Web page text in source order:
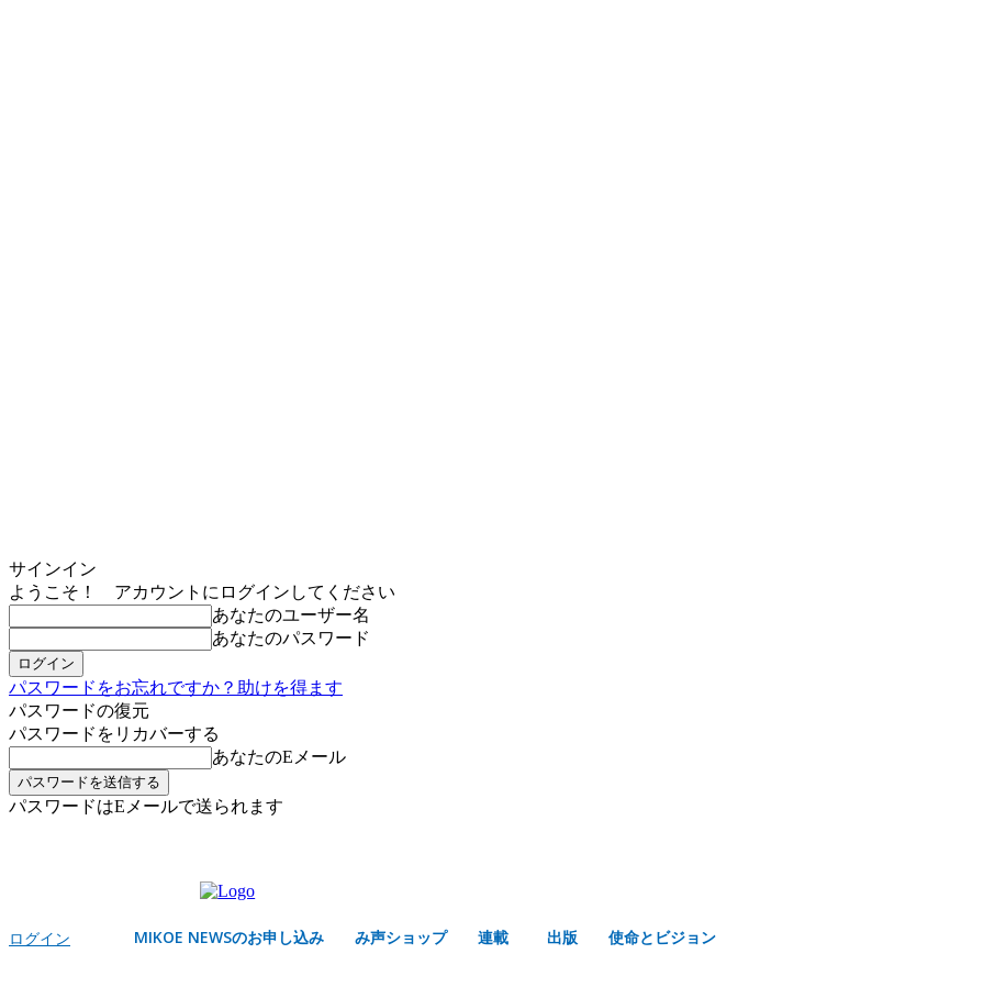
サインイン
ようこそ！ アカウントにログインしてください
あなたのユーザー名
あなたのパスワード
パスワードをお忘れですか？助けを得ます
パスワードの復元
パスワードをリカバーする
あなたのEメール
パスワードはEメールで送られます
ログイン MIKOE NEWSのお申し込み み声ショップ 連載 出版 使命とビジョン